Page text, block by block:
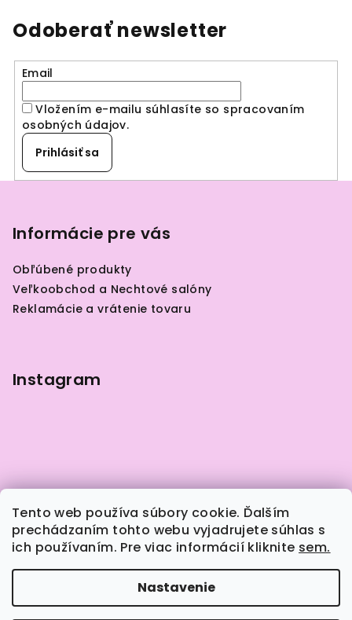
Tento web používa súbory cookie. Ďalším
prechádzaním tohto webu vyjadrujete súhlas s
ich používaním. Pre viac informácií kliknite sem.
Nastavenie
Odoberať newsletter
Email
Vložením e-mailu súhlasíte so spracovaním
osobných údajov.
Prihlásiť sa
Informácie pre vás
Obľúbené produkty
Veľkoobchod a Nechtové salóny
Reklamácie a vrátenie tovaru
Instagram
Sledovať na Instagrame